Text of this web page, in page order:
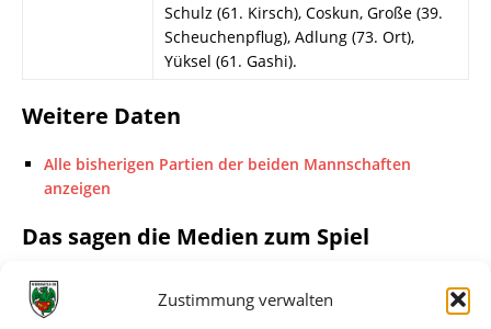
Zustimmung verwalten
Schulz (61. Kirsch), Coskun, Große (39.
Scheuchenpflug), Adlung (73. Ort),
Yüksel (61. Gashi).
Weitere Daten
Alle bisherigen Partien der beiden Mannschaften
anzeigen
Das sagen die Medien zum Spiel
Datum Quelle